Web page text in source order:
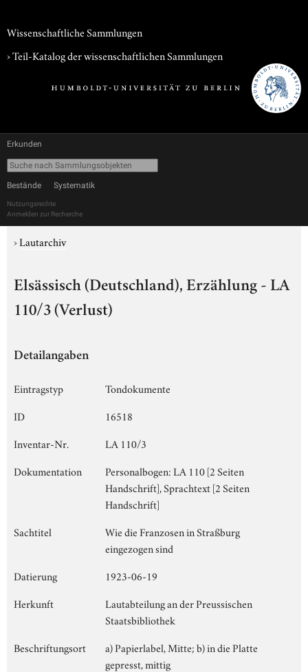
Wissenschaftliche Sammlungen
› Teil-Katalog der wissenschaftlichen Sammlungen
Erkunden
Bestände Systematik
Nutzungsrechte
Anmelden zur Recherche
›Lautarchiv
Elsässisch (Deutschland), Erzählung - LA
110/3 (Verlust)
Detailangaben
Eintragstyp
Tondokumente
ID
16518
Inventar-Nr.
LA 110/3
Dokumentation
Personalbogen: LA 110 [2 Seiten
Handschrift], Sprachtext [2 Seiten
Handschrift]
Sachtitel
Wie die Franzosen in Straßburg
eingezogen sind
Datierung
1923-06-19
Herkunft
Lautabteilung an der Preussischen
Staatsbibliothek
Beschriftungsort
a) Papierlabel, Mitte; b) in die Platte
gepresst, mittig